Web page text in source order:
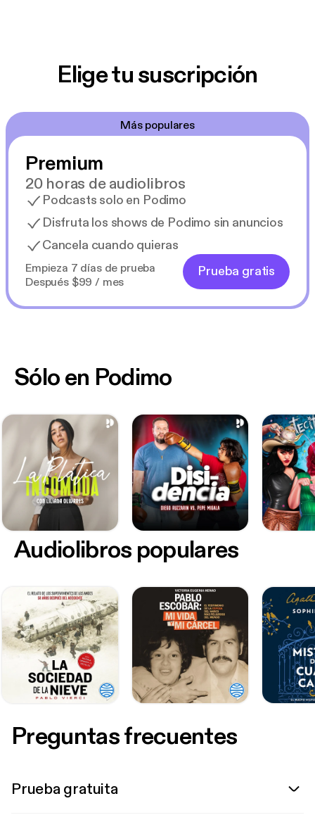
Elige tu suscripción
Más populares
Premium
20 horas de audiolibros
Podcasts solo en Podimo
Disfruta los shows de Podimo sin anuncios
Cancela cuando quieras
Empieza 7 días de prueba
Después $99 / mes
Prueba gratis
Sólo en Podimo
Audiolibros populares
Preguntas frecuentes
Prueba gratuita